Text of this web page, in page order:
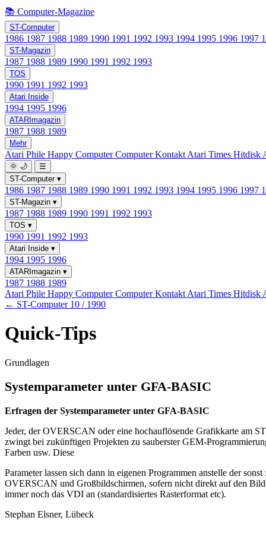
📚 Computer-Magazine
ST-Computer
1986 1987 1988 1989 1990 1991 1992 1993 1994 1995 1996 1997
ST-Magazin
1987 1988 1989 1990 1991 1992 1993
TOS
1990 1991 1992 1993
Atari Inside
1994 1995 1996
ATARImagazin
1987 1988 1989
Mehr
Atari Phile Happy ComputerComputer Kontakt Atari Times Hitdisk
🌞 🌙
☰
ST-Computer ▾
1986 1987 1988 1989 1990 1991 1992 1993 1994 1995 1996 1997
ST-Magazin ▾
1987 1988 1989 1990 1991 1992 1993
TOS ▾
1990 1991 1992 1993
Atari Inside ▾
1994 1995 1996
ATARImagazin ▾
1987 1988 1989
Atari Phile Happy ComputerComputer Kontakt Atari Times Hitdisk
← ST-Computer 10 / 1990
Quick-Tips
Grundlagen
Systemparameter unter GFA-BASIC
Erfragen der Systemparameter unter GFA-BASIC
Jeder, der OVERSCAN oder eine hochauflösende Grafikkarte am
zwingt bei zukünftigen Projekten zu sauberster GEM-
Farben usw. Diese
Parameter lassen sich dann in eigenen Programmen anstelle der
OVERSCAN und Großbildschirmen, sofern nicht direkt auf den
immer noch das VDI an (standardisiertes Rasterformat etc).
Stephan Elsner, Lübeck